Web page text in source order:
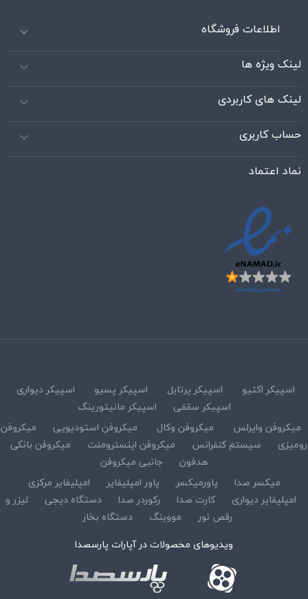
اطلاعات فروشگاه 
لینک ویژه ها 
لینک های کاربردی 
حساب کاربری 
نماد اعتماد
اسپیکر اکتیو اسپیکر پرتابل اسپیکر پسیو
اسپیکر دیواری
اسپیکر سقفی
اسپیکر مانیتورینگ
میکروفن وایرلس
میکروفن وکال میکروفن استودیویی
میکروفن
رومیزی
سیستم کنفرانس میکروفن اینسترومنت
میکروفن بانکی
هدفون
جانبی میکروفن
میکسر صدا
پاورمیکسر پاور امپلیفایر
امپلیفایر مرکزی
امپلیفایر دیواری
کارت صدا رکوردر صدا دستگاه دیجی
لیزر و
رقص نور
مووینگ
دستگاه بخار
ویدیوهای محصولات در آپارات پارسصدا